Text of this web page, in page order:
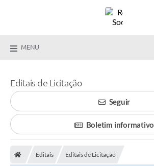
MENU
Editais de Licitação
Seguir
Boletim informativo
Editais Editais de Licitação